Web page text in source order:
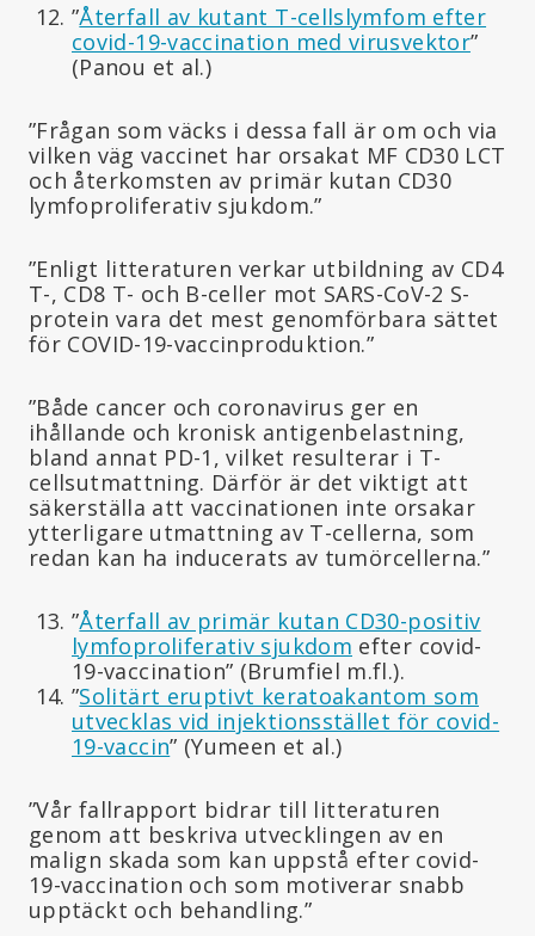
”Återfall av kutant T-cellslymfom efter
covid-19-vaccination med virusvektor”
(Panou et al.)
”Frågan som väcks i dessa fall är om och via
vilken väg vaccinet har orsakat MF CD30 LCT
och återkomsten av primär kutan CD30
lymfoproliferativ sjukdom.”
”Enligt litteraturen verkar utbildning av CD4
T-, CD8 T- och B-celler mot SARS-CoV-2 S-
protein vara det mest genomförbara sättet
för COVID-19-vaccinproduktion.”
”Både cancer och coronavirus ger en
ihållande och kronisk antigenbelastning,
bland annat PD-1, vilket resulterar i T-
cellsutmattning. Därför är det viktigt att
säkerställa att vaccinationen inte orsakar
ytterligare utmattning av T-cellerna, som
redan kan ha inducerats av tumörcellerna.”
”Återfall av primär kutan CD30-positiv
lymfoproliferativ sjukdom efter covid-
19-vaccination” (Brumfiel m.fl.).
”Solitärt eruptivt keratoakantom som
utvecklas vid injektionsstället för covid-
19-vaccin” (Yumeen et al.)
”Vår fallrapport bidrar till litteraturen
genom att beskriva utvecklingen av en
malign skada som kan uppstå efter covid-
19-vaccination och som motiverar snabb
upptäckt och behandling.”